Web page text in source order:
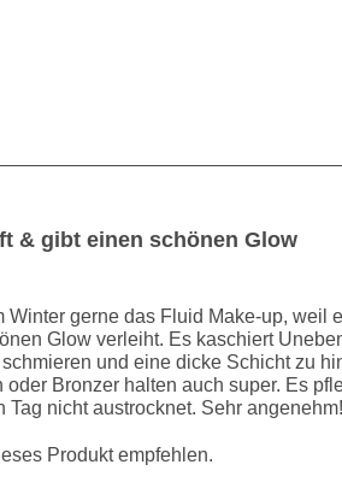
& gibt einen schönen Glow
Winter gerne das Fluid Make-up, weil
Glow verleiht. Es kaschiert
und eine dicke Schicht zu
oder Bronzer halten auch super. Es
Tag nicht austrocknet. Sehr angenehm!
Produkt empfehlen.